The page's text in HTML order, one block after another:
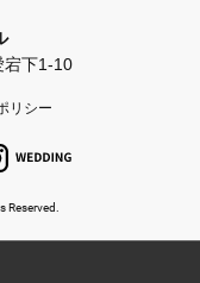
宕下1-10
リシー
Reserved.